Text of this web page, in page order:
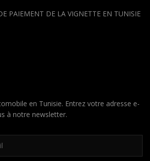
PAIEMENT DE LA VIGNETTE EN TUNISIE
en Tunisie. Entrez votre adresse e-
à notre newsletter.